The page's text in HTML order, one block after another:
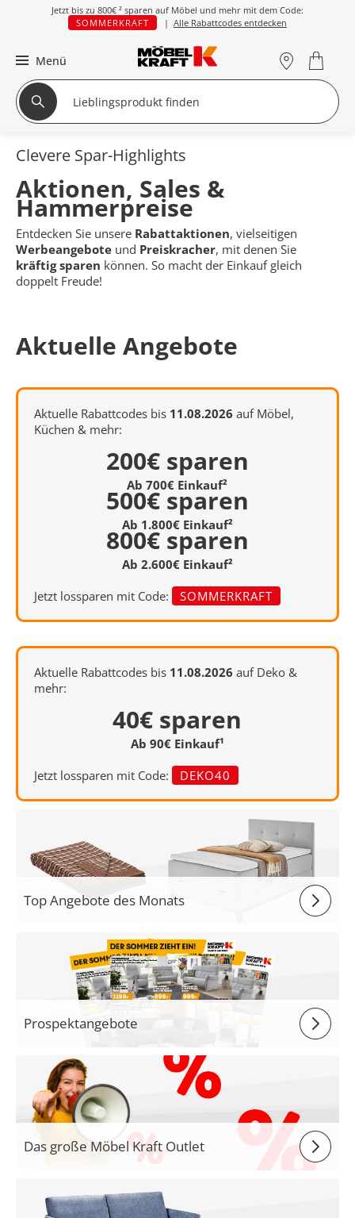
Jetzt bis zu 800€ ² sparen auf Möbel und mehr mit dem Code:
SOMMERKRAFT
| Alle Rabattcodes entdecken
Menü
Clevere Spar-Highlights
Aktionen, Sales &
Hammerpreise
Entdecken Sie unsere Rabattaktionen, vielseitigen
Werbeangebote und Preiskracher, mit denen Sie
kräftig sparen können. So macht der Einkauf gleich
doppelt Freude!
Aktuelle Angebote
Aktuelle Rabattcodes bis 11.08.2026 auf Möbel,
Küchen & mehr:
200€ sparen
Ab 700€ Einkauf²
500€ sparen
Ab 1.800€ Einkauf²
800€ sparen
Ab 2.600€ Einkauf²
Jetzt lossparen mit Code:
SOMMERKRAFT
Aktuelle Rabattcodes bis 11.08.2026 auf Deko &
mehr:
40€ sparen
Ab 90€ Einkauf¹
Jetzt lossparen mit Code:
DEKO40
Top Angebote des Monats
Prospektangebote
Das große Möbel Kraft Outlet